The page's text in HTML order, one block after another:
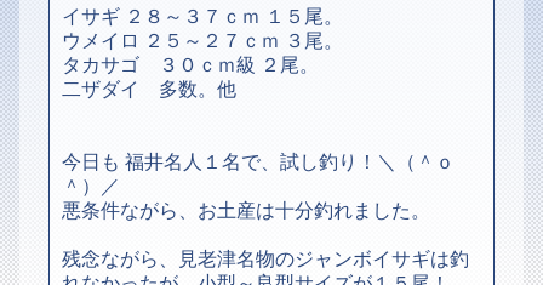
イサギ ２８～３７ｃｍ １５尾。
ウメイロ ２５～２７ｃｍ ３尾。
タカサゴ ３０ｃｍ級 ２尾。
二ザダイ 多数。他
今日も 福井名人１名で、試し釣り！＼（＾ｏ
＾）／
悪条件ながら、お土産は十分釣れました。
残念ながら、見老津名物のジャンボイサギは釣